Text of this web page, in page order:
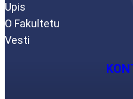
Upis
O Fakultetu
Vesti